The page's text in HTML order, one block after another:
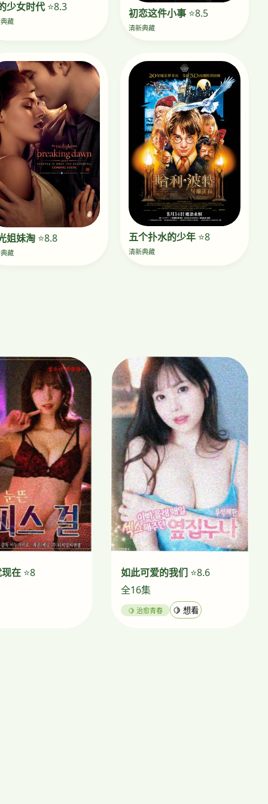
少女时代⭐8.3
藏
初恋这件小事⭐8.5
清新典藏
姐妹淘 ⭐8.8
藏
五个扑水的少年⭐8
清新典藏
在 ⭐8 如此可爱的我们 ⭐8.6
全16集
🍋 治愈青春 🍋 想看